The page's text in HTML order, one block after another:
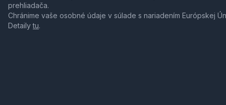
prehliadača.
Chránime vaše osobné údaje v súlade s nariadením Európskej
Detailytu.